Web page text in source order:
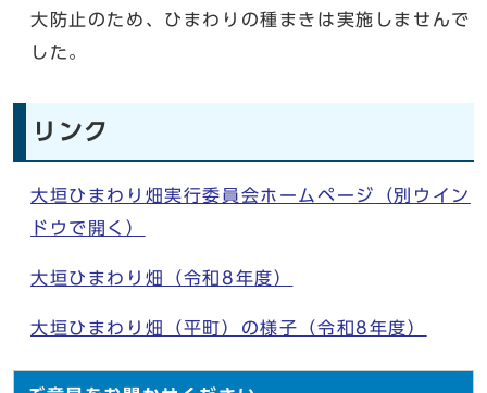
大防止のため、ひまわりの種まきは実施しませんで
した。
リンク
大垣ひまわり畑実行委員会ホームページ
（別ウイン
ドウで開く）
大垣ひまわり畑（令和8年度）
大垣ひまわり畑（平町）の様子（令和8年度）